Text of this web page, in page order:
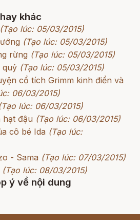
khác
(Tạo lúc: 05/03/2015)
(Tạo lúc: 05/03/2015)
rừng (Tạo lúc: 05/03/2015)
quỷ (Tạo lúc: 05/03/2015)
cổ tích Grimm kinh điển và
06/03/2015)
lúc: 06/03/2015)
hạt đậu (Tạo lúc: 06/03/2015)
cô bé Ida (Tạo lúc:
- Sama (Tạo lúc: 07/03/2015)
(Tạo lúc: 08/03/2015)
ý về nội dung